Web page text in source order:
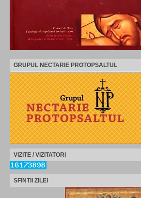
GRUPUL NECTARIE PROTOPSALTUL
VIZITE / VIZITATORI
SFINTII ZILEI